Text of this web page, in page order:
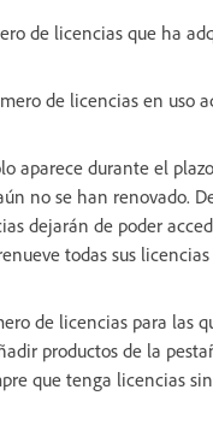
de licencias que ha
de licencias en uso
aparece durante el
no se han renovado.
dejarán de poder
todas sus
de licencias para las
productos de la
que tenga licencias